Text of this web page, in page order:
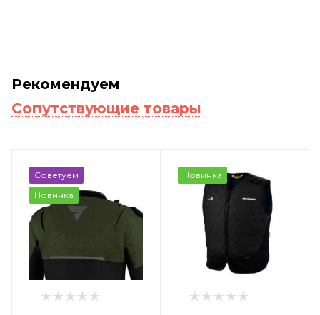
Рекомендуем
Сопутствующие товары
Советуем
Новинка
Новинка